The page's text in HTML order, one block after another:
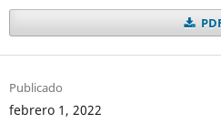
Publicado
febrero 1, 2022